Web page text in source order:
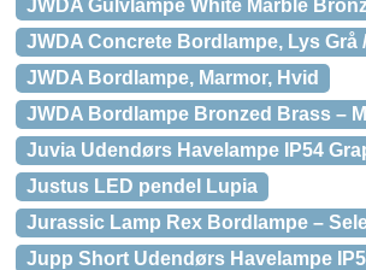
JWDA Gulvlampe White Marble
JWDA Concrete Bordlampe, Lys Grå
JWDA Bordlampe, Marmor, Hvid
JWDA Bordlampe Bronzed Brass –
Juvia Udendørs Havelampe IP54
Justus LED pendel Lupia
Jurassic Lamp Rex Bordlampe –
Jupp Short Udendørs Havelampe